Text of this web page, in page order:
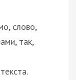
слово,
так,